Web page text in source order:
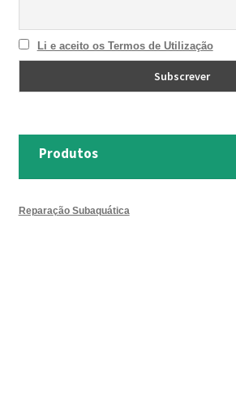
Li e aceito os Termos de Utilização
Produtos
Reparação Subaquática